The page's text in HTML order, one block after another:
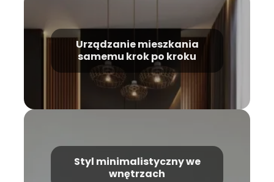
Urządzanie mieszkania
samemu krok po kroku
Styl minimalistyczny we
wnętrzach